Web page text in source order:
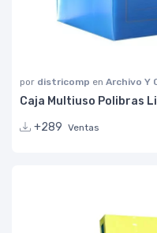
por districomp en Archivo Y
Caja Multiuso Polibras
+289 Ventas